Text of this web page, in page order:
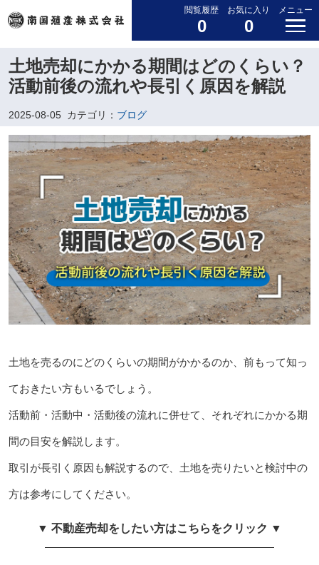
閲覧履歴
0
お気に入り
0
メニュー
土地売却にかかる期間はどのくらい？
活動前後の流れや長引く原因を解説
2025-08-05 カテゴリ： ブログ
土地を売るのにどのくらいの期間がかかるのか、前もって知っ
ておきたい方もいるでしょう。
活動前・活動中・活動後の流れに併せて、それぞれにかかる期
間の目安を解説します。
取引が長引く原因も解説するので、土地を売りたいと検討中の
方は参考にしてください。
▼ 不動産売却をしたい方はこちらをクリック ▼